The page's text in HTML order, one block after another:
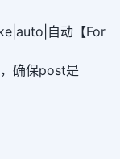
自动【For
确保post是